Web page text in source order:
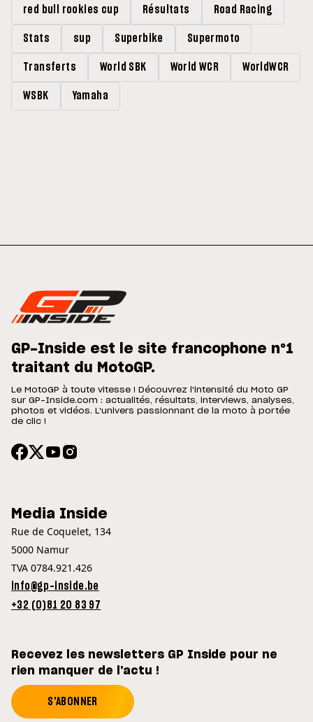
red bull rookies cup Résultats Road Racing
Stats sup Superbike Supermoto
Transferts World SBK World WCR WorldWCR
WSBK Yamaha
GP-Inside est le site francophone n°1
traitant du MotoGP.
Le MotoGP à toute vitesse ! Découvrez l'intensité du Moto GP
sur GP-Inside.com : actualités, résultats, interviews, analyses,
photos et vidéos. L'univers passionnant de la moto à portée
de clic !
Media Inside
Rue de Coquelet, 134
5000 Namur
TVA 0784.921.426
info@gp-inside.be
+32 (0)81 20 83 97
Recevez les newsletters GP Inside pour ne
rien manquer de l'actu !
S'ABONNER